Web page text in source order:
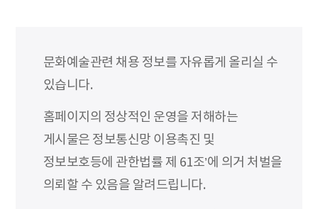
문화예술관련 채용 정보를 자유롭게 올리실 수
있습니다.
홈페이지의 정상적인 운영을 저해하는
게시물은 정보통신망 이용촉진 및
정보보호등에 관한법률 제 61조’에 의거 처벌을
의뢰할 수 있음을 알려드립니다.